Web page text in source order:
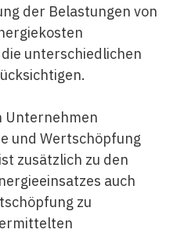
der Belastungen von
unterschiedlichen
Unternehmen
und Wertschöpfung
zusätzlich zu den
auch
zu